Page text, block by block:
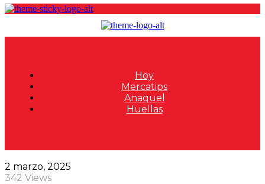
Hoy
Mercatips
Anaquel
Huellas
2 marzo, 2025
342 Views